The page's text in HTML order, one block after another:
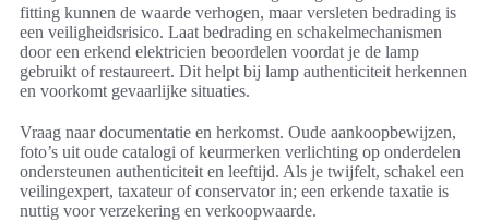
fitting kunnen de waarde verhogen, maar versleten bedrading is
een veiligheidsrisico. Laat bedrading en schakelmechanismen
door een erkend elektricien beoordelen voordat je de lamp
gebruikt of restaureert. Dit helpt bij lamp authenticiteit herkennen
en voorkomt gevaarlijke situaties.
Vraag naar documentatie en herkomst. Oude aankoopbewijzen,
foto’s uit oude catalogi of keurmerken verlichting op onderdelen
ondersteunen authenticiteit en leeftijd. Als je twijfelt, schakel een
veilingexpert, taxateur of conservator in; een erkende taxatie is
nuttig voor verzekering en verkoopwaarde.